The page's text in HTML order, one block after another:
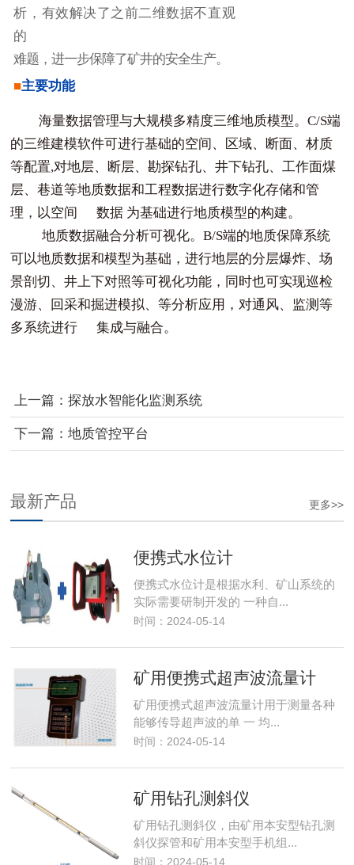
析，有效解决了之前二维数据不直观
的
难题，进一步保障了矿井的安全生产。
■主要功能
海量数据管理与大规模多精度三维地质模型。C/S端
的三维建模软件可进行基础的空间、区域、断面、材质
等配置,对地层、断层、勘探钻孔、井下钻孔、工作面煤
层、巷道等地质数据和工程数据进行数字化存储和管
理，以空间 数据 为基础进行地质模型的构建。
地质数据融合分析可视化。B/S端的地质保障系统
可以地质数据和模型为基础，进⾏地层的分层爆炸、场
景剖切、井上下对照等可视化功能，同时也可实现巡检
漫游、回采和掘进模拟、等分析应⽤，对通⻛、监测等
多系统进⾏ 集成与融合。
上一篇：探放水智能化监测系统
下一篇：地质管控平台
更多>>
最新产品
便携式水位计
便携式水位计是根据水利、矿山系统的
实际需要研制开发的 一种自...
时间：2024-05-14
矿用便携式超声波流量计
矿用便携式超声波流量计用于测量各种
能够传导超声波的单 一 均...
时间：2024-05-14
矿用钻孔测斜仪
矿用钻孔测斜仪，由矿用本安型钻孔测
斜仪探管和矿用本安型手机组...
时间：2024-05-14